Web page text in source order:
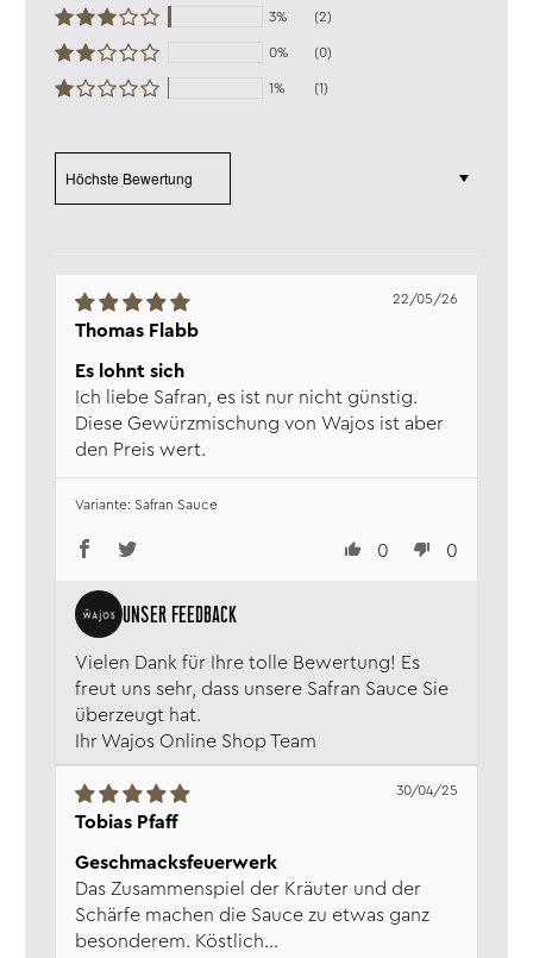
davon Zucker:
36,5 g
Eiweiß:
11,7 g
10,2 g
Verantw. Lebensmittel­
Wajos GmbH, Zur Höhe 1, D-56812
3% (2)
0% (0)
1% (1)
Thomas Flabb
22/05/26
Es lohnt sich
Ich liebe Safran, es ist nur nicht günstig.
Diese Gewürzmischung von Wajos ist aber
den Preis wert.
0 0
Vielen Dank für Ihre tolle Bewertung! Es
freut uns sehr, dass unsere Safran Sauce Sie
überzeugt hat.
Ihr Wajos Online Shop Team
Safran Sauce
Tobias Pfaff
30/04/25
Geschmacksfeuerwerk
Das Zusammenspiel der Kräuter und der
Schärfe machen die Sauce zu etwas ganz
besonderem. Köstlich…